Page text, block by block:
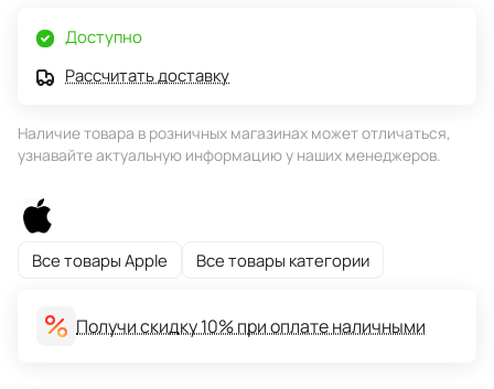
Доступно
Рассчитать доставку
Наличие товара в розничных магазинах может отличаться,
узнавайте актуальную информацию у наших менеджеров.
Все товары Apple Все товары категории
Получи скидку 10% при оплате наличными